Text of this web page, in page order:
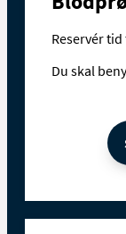
Reservér
Du skal